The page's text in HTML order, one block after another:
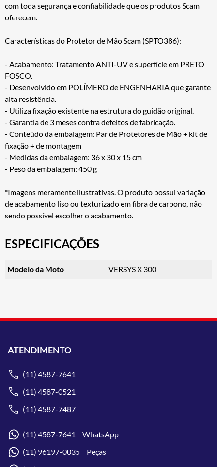
com toda segurança e confiabilidade que os produtos Scam
oferecem.
Características do Protetor de Mão Scam (SPTO386):
- Acabamento: Tratamento ANTI-UV e superfície em PRETO
FOSCO.
- Desenvolvido em POLÍMERO de ENGENHARIA que garante
alta resistência.
- Utiliza fixação existente na estrutura do guidão original.
- Garantia de 3 meses contra defeitos de fabricação.
- Conteúdo da embalagem: Par de Protetores de Mão + kit de
fixação + de montagem
- Medidas da embalagem: 36 x 30 x 15 cm
- Peso da embalagem: 450 g
*Imagens meramente ilustrativas. O produto possui variação
de acabamento liso ou texturizado em fibra de carbono, não
sendo possível escolher o acabamento.
ESPECIFICAÇÕES
Modelo da Moto VERSYS X 300
ATENDIMENTO
(11) 4587-7641
(11) 4587-0521
(11) 4587-7487
(11) 4587-7641 WhatsApp
(11) 96197-0035 Peças